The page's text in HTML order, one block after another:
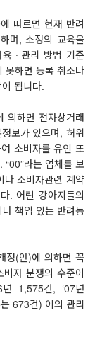
따르면 현재 반려
며, 소정의 교육을
ㆍ관리 방법 기준
못하면 등록 취소나
됩니다.
의하면 전자상거래
보가 있으며, 허위
소비자를 유인 또
라는 업체를 보
나 소비자관련 계약
. 어린 강아지들의
책임 있는 반려동
정(안)에 의하면 꼭
자 분쟁의 수준이
1,575건, ‘07년
673건) 이의 관리